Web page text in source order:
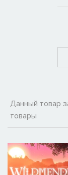
Данный товар
товары